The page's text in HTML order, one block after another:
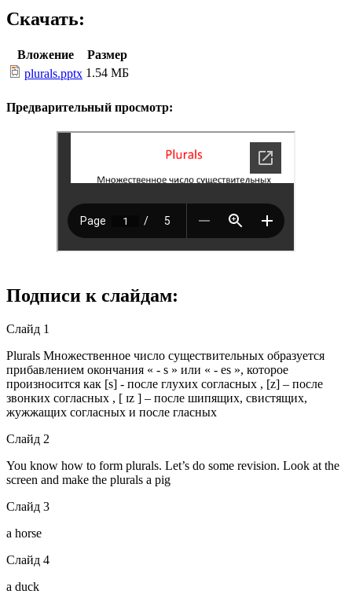
Скачать:
Вложение
Размер
plurals.pptx 1.54 МБ
Предварительный просмотр:
Подписи к слайдам:
Слайд 1
Plurals Множественное число существительных образуется
прибавлением окончания « - s » или « - es », которое
произносится как [s] - после глухих согласных , [z] – после
звонких согласных , [ ɪz ] – после шипящих, свистящих,
жужжащих согласных и после гласных
Слайд 2
You know how to form plurals. Let’s do some revision. Look at the
screen and make the plurals a pig
Слайд 3
a horse
Слайд 4
a duck